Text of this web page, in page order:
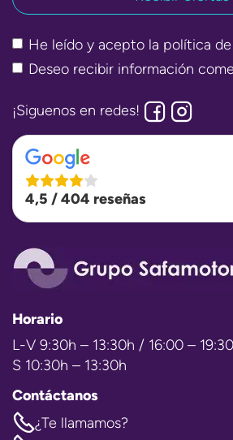
He leído y acepto la política
Deseo recibir información
¡Siguenos en redes!
4,5 / 404 reseñas
Horario
L-V 9:30h – 13:30h / 16:00 –
S 10:30h – 13:30h
Contáctanos
¿Te llamamos?